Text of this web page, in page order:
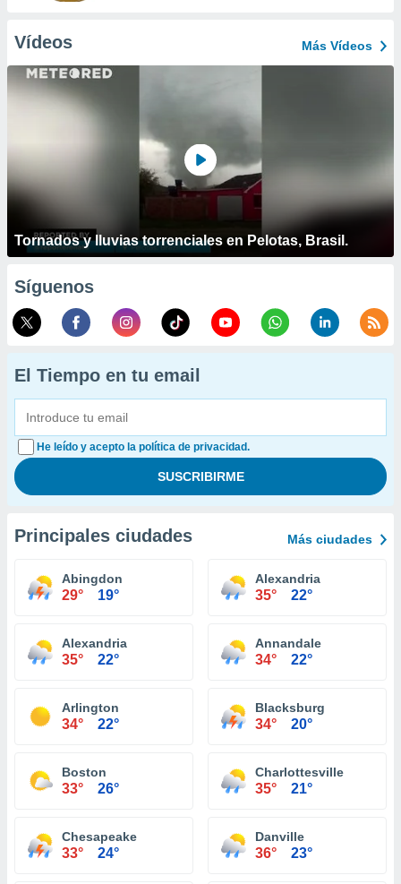
Vídeos Más Vídeos
Tornados y lluvias torrenciales en Pelotas, Brasil.
Síguenos
El Tiempo en tu email
He leído y acepto la política de privacidad.
Principales ciudades Más ciudades
Abingdon
29° 19°
Alexandria
35° 22°
Alexandria
35° 22°
Annandale
34° 22°
Arlington
34° 22°
Blacksburg
34° 20°
Boston
33° 26°
Charlottesville
35° 21°
Chesapeake
33° 24°
Danville
36° 23°